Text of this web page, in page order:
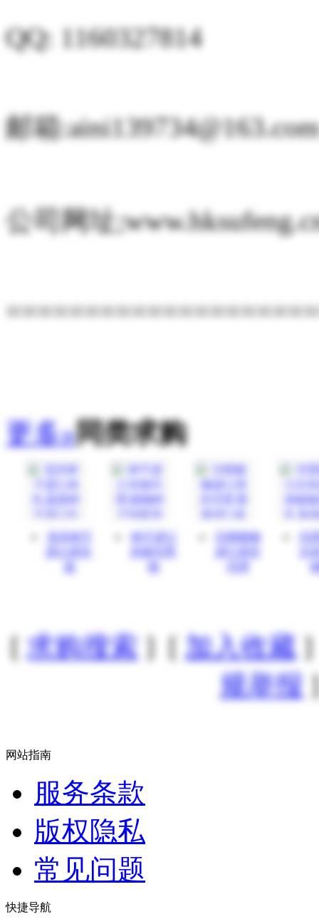
QQ: 1160327814
邮箱:aini139734@163.com
公司网址
更多»同类求购
花卉种子
种子进口
日韩植物
[求购搜索 ] [ 加入收藏]
规举报
网站指南
服务条款
版权隐私
常见问题
快捷导航